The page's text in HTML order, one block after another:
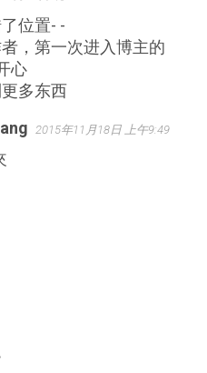
位置- -
，第一次进入博主的
心
多东西
2015年11月18日 上午9:49